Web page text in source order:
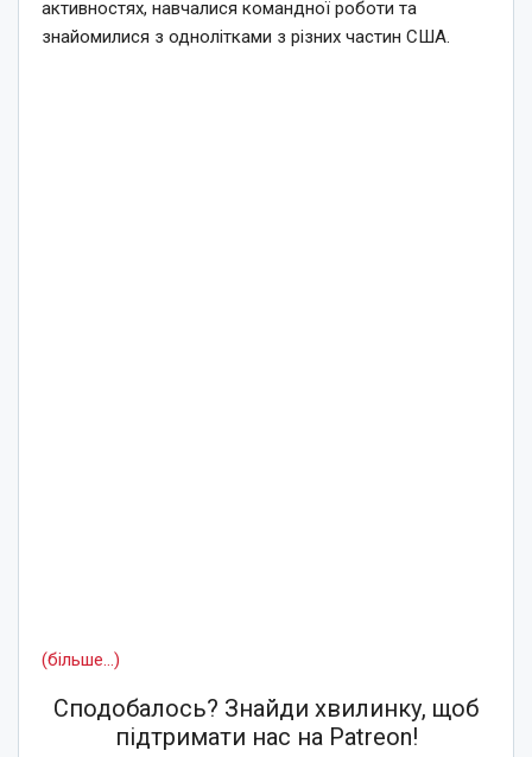
активностях, навчалися командної роботи та
знайомилися з однолітками з різних частин США.
(більше…)
Сподобалось? Знайди хвилинку, щоб
підтримати нас на Patreon!